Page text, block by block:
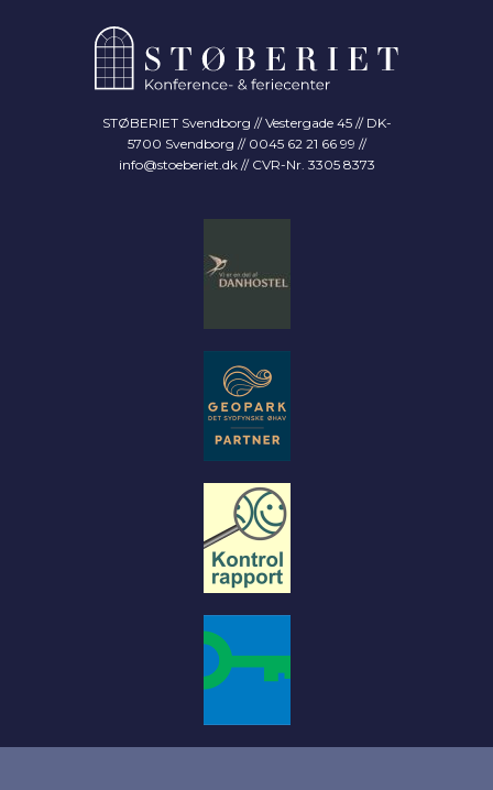
STØBERIET Svendborg // Vestergade 45 // DK-
5700 Svendborg // 0045 62 21 66 99 //
info@stoeberiet.dk// CVR-Nr. 3305 8373